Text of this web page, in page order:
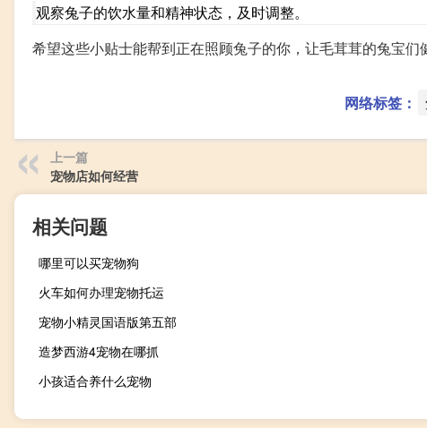
观察兔子的饮水量和精神状态，及时调整。
希望这些小贴士能帮到正在照顾兔子的你，让毛茸茸的兔宝
网络标签：
上一篇
宠物店如何经营
相关问题
哪里可以买宠物狗
火车如何办理宠物托运
宠物小精灵国语版第五部
造梦西游4宠物在哪抓
小孩适合养什么宠物